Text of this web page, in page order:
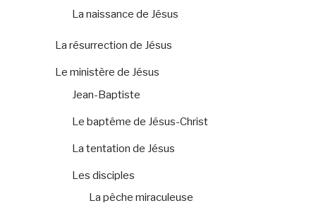
La naissance de Jésus
La résurrection de Jésus
Le ministère de Jésus
Jean-Baptiste
Le baptême de Jésus-Christ
La tentation de Jésus
Les disciples
La pêche miraculeuse